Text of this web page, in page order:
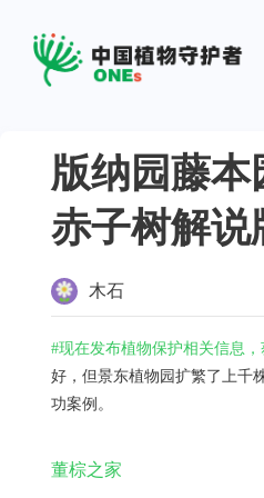
版纳园藤
赤子树解说
木石
#现在发布植物保护相关信息，
好，但景东植物园扩繁了上千
功案例。
董棕之家